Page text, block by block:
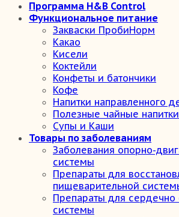
Программа H&B Control
Функциональное питание
Закваски ПробиНорм
Какао
Кисели
Коктейли
Конфеты и батончики
Кофе
Напитки направленного
Полезные чайные
Супы и Каши
Товары по заболеваниям
Заболевания опорно-
системы
Препараты для
пищеварительной
Препараты для сердечно
системы